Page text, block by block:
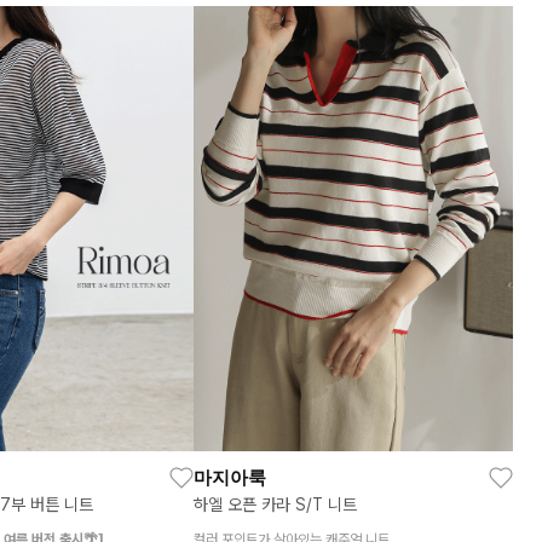
부 버튼 니트
마지아룩
하엘 오픈 카라 S/T 니트